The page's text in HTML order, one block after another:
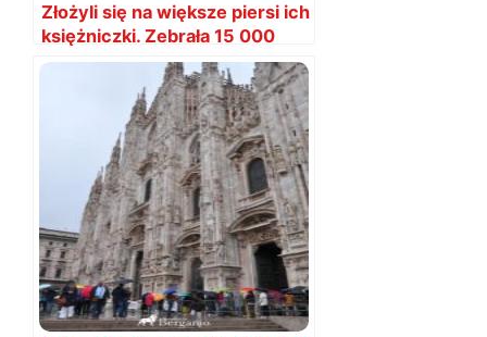
Złożyli się na większe piersi ich
księżniczki. Zebrała 15 000
EUR w dzień